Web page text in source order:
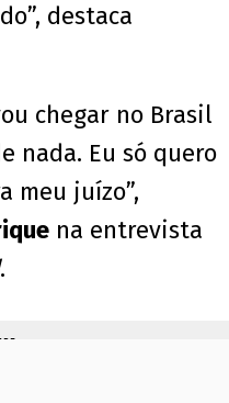
destaca
chegar no Brasil
nada. Eu só quero
meu juízo”,
na entrevista
.